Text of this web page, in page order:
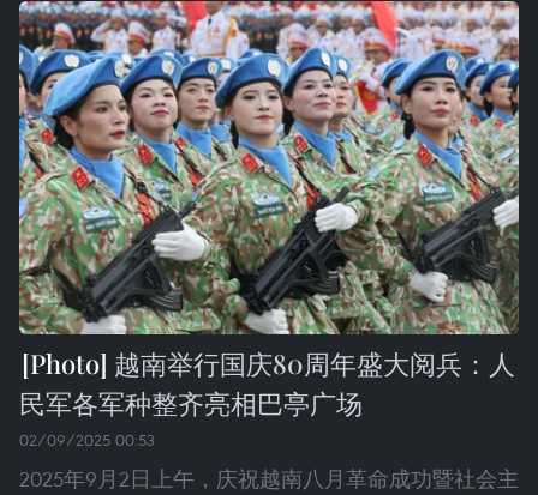
越南举行国庆80周年盛大阅兵：人
民军各军种整齐亮相巴亭广场
02/09/2025 00:53
2025年9月2日上午，庆祝越南八月革命成功暨社会主